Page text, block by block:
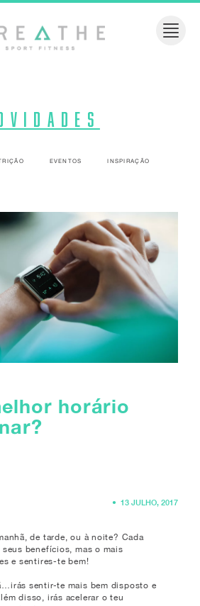
EVENTOS INSPIRAÇÃO
horário
• 13 JULHO, 2017
de tarde, ou à noite? Cada
benefícios, mas o mais
e sentires-te bem!
sentir-te mais bem disposto e
disso, irás acelerar o teu